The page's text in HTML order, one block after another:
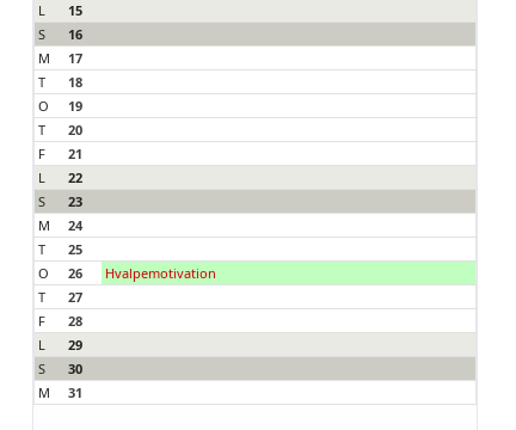
L
15
S
16
M
17
T
18
O
19
T
20
F
21
L
22
S
23
M
24
T
25
O
26
Hvalpemotivation
T
27
F
28
L
29
S
30
M
31